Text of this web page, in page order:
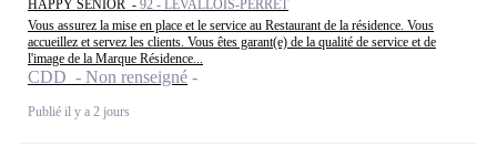
HAPPY SENIOR - 92 - LEVALLOIS-PERRET
Vous assurez la mise en place et le service au Restaurant de la résidence. Vous
accueillez et servez les clients. Vous êtes garant(e) de la qualité de service et de
l'image de la Marque Résidence...
CDD - Non renseigné
Publié il y a 2 jours